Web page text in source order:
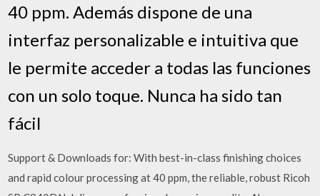
40 ppm. Además dispone de una
interfaz personalizable e intuitiva que
le permite acceder a todas las funciones
con un solo toque. Nunca ha sido tan
fácil
Support & Downloads for: With best-in-class finishing choices
and rapid colour processing at 40 ppm, the reliable, robust Ricoh